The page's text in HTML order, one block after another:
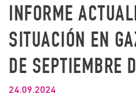
INFORME
SITUACIÓN EN
DE SEPTIEMBRE
24.09.2024